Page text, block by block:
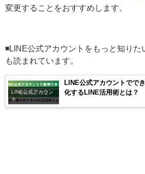
変更することをおすすめします。
◾️LINE公式アカウントをもっと知り
も読まれています。
LINE公式アカウン
ト
LINE公式アカウントでで
化するLINE活用術とは？